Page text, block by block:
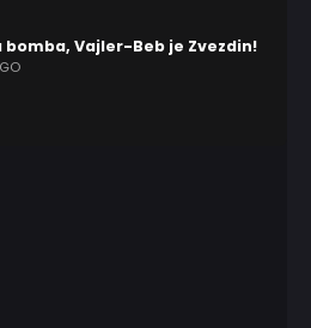
bomba, Vajler-Beb je Zvezdin!